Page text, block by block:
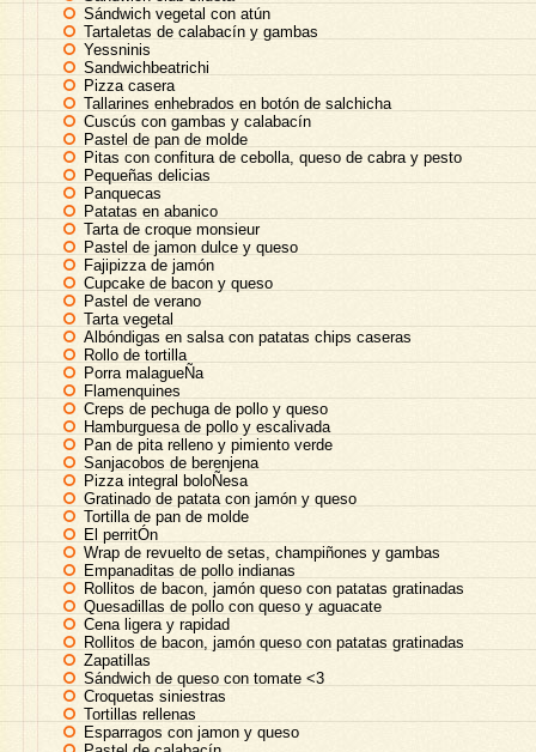
Sándwich vegetal con atún
Tartaletas de calabacín y gambas
Yessninis
Sandwichbeatrichi
Pizza casera
Tallarines enhebrados en botón de salchicha
Cuscús con gambas y calabacín
Pastel de pan de molde
Pitas con confitura de cebolla, queso de cabra y pesto
Pequeñas delicias
Panquecas
Patatas en abanico
Tarta de croque monsieur
Pastel de jamon dulce y queso
Fajipizza de jamón
Cupcake de bacon y queso
Pastel de verano
Tarta vegetal
Albóndigas en salsa con patatas chips caseras
Rollo de tortilla
Porra malagueÑa
Flamenquines
Creps de pechuga de pollo y queso
Hamburguesa de pollo y escalivada
Pan de pita relleno y pimiento verde
Sanjacobos de berenjena
Pizza integral boloÑesa
Gratinado de patata con jamón y queso
Tortilla de pan de molde
El perritÓn
Wrap de revuelto de setas, champiñones y gambas
Empanaditas de pollo indianas
Rollitos de bacon, jamón queso con patatas gratinadas
Quesadillas de pollo con queso y aguacate
Cena ligera y rapidad
Rollitos de bacon, jamón queso con patatas gratinadas
Zapatillas
Sándwich de queso con tomate <3
Croquetas siniestras
Tortillas rellenas
Esparragos con jamon y queso